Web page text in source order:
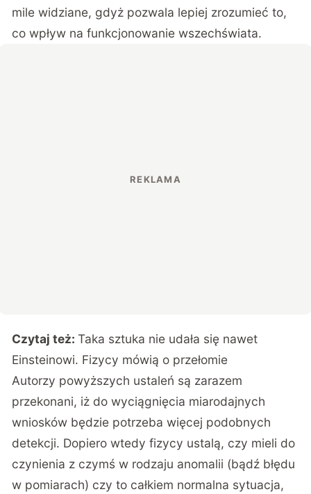
mile widziane, gdyż pozwala lepiej zrozumieć to,
co wpływ na funkcjonowanie wszechświata.
Czytaj też:Taka sztuka nie udała się nawet
Einsteinowi. Fizycy mówią o przełomie
Autorzy powyższych ustaleń są zarazem
przekonani, iż do wyciągnięcia miarodajnych
wniosków będzie potrzeba więcej podobnych
detekcji. Dopiero wtedy fizycy ustalą, czy mieli do
czynienia z czymś w rodzaju anomalii (bądź błędu
w pomiarach) czy to całkiem normalna sytuacja,